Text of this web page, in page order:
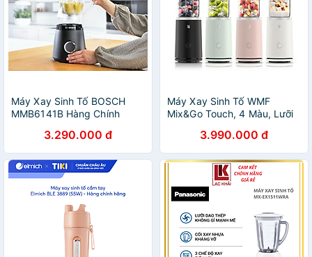
Máy Xay Sinh Tố BOSCH
MMB6141B Hàng Chính
3.290.000 đ
Máy Xay Sinh Tố WMF
Mix&Go Touch, 4 Màu, Lưỡi
500W Hàng chính hãng
3.990.000 đ